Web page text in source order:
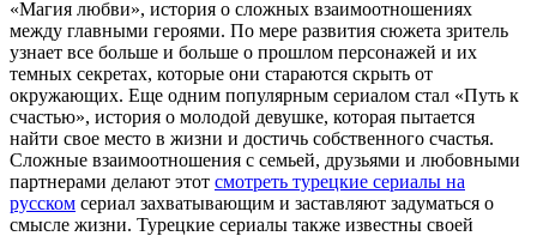
«Магия любви», история о сложных взаимоотношениях
между главными героями. По мере развития сюжета зритель
узнает все больше и больше о прошлом персонажей и их
темных секретах, которые они стараются скрыть от
окружающих. Еще одним популярным сериалом стал «Путь к
счастью», история о молодой девушке, которая пытается
найти свое место в жизни и достичь собственного счастья.
Сложные взаимоотношения с семьей, друзьями и любовными
партнерами делают этот смотреть турецкие сериалы на
русском сериал захватывающим и заставляют задуматься о
смысле жизни. Турецкие сериалы также известны своей